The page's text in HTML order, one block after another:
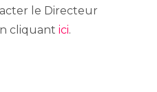
le Directeur
cliquant ici.